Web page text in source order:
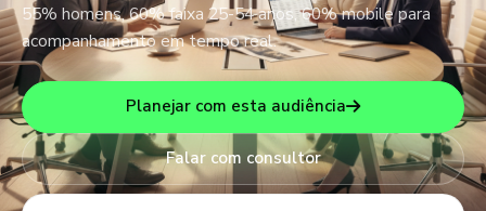
55% homens, 60% faixa 25-54 anos, 60% mobile para
acompanhamento em tempo real.
Planejar com esta audiência
Falar com consultor